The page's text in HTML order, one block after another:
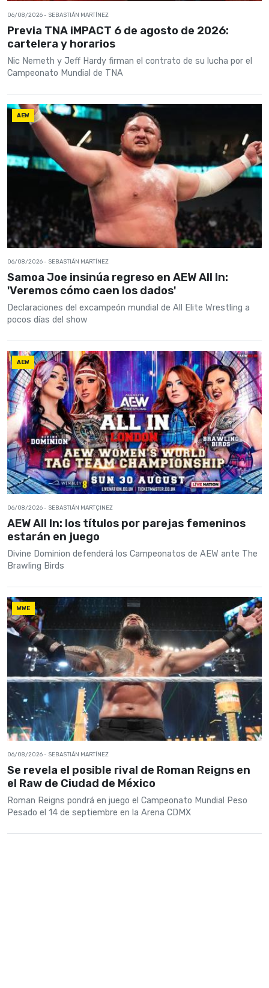
06/08/2026- SEBASTIÁN MARTÍNEZ
Previa TNA iMPACT 6 de agosto de 2026:
cartelera y horarios
Nic Nemeth y Jeff Hardy firman el contrato de su lucha por el
Campeonato Mundial de TNA
AEW
06/08/2026- SEBASTIÁN MARTÍNEZ
Samoa Joe insinúa regreso en AEW All In:
'Veremos cómo caen los dados'
Declaraciones del excampeón mundial de All Elite Wrestling a
pocos días del show
AEW
06/08/2026- SEBASTIÁN MARTÇINEZ
AEW All In: los títulos por parejas femeninos
estarán en juego
Divine Dominion defenderá los Campeonatos de AEW ante The
Brawling Birds
WWE
06/08/2026- SEBASTIÁN MARTÍNEZ
Se revela el posible rival de Roman Reigns en
el Raw de Ciudad de México
Roman Reigns pondrá en juego el Campeonato Mundial Peso
Pesado el 14 de septiembre en la Arena CDMX